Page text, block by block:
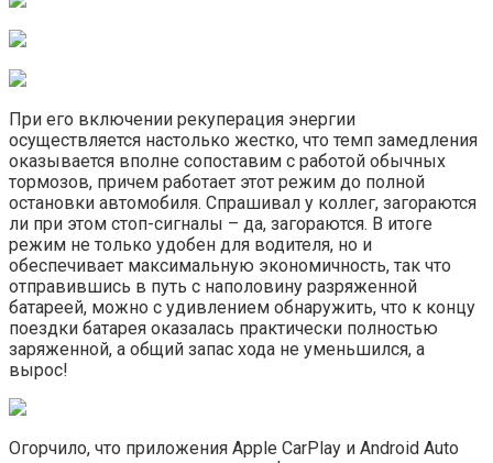
При его включении рекуперация энергии
осуществляется настолько жестко, что темп замедления
оказывается вполне сопоставим с работой обычных
тормозов, причем работает этот режим до полной
остановки автомобиля. Спрашивал у коллег, загораются
ли при этом стоп-сигналы – да, загораются. В итоге
режим не только удобен для водителя, но и
обеспечивает максимальную экономичность, так что
отправившись в путь с наполовину разряженной
батареей, можно с удивлением обнаружить, что к концу
поездки батарея оказалась практически полностью
заряженной, а общий запас хода не уменьшился, а
вырос!
Огорчило, что приложения Apple CarPlay и Android Auto